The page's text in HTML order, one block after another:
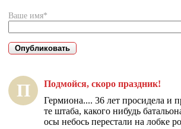
Ваше имя*
П Подмойся, скоро праздник!
Гермиона.... 36 лет просидела и
те штаба, какого нибудь
осы небось перестали на лобке